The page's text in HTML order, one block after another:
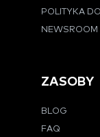
POLITYKA
NEWSROOM
ZASOBY
BLOG
FAQ